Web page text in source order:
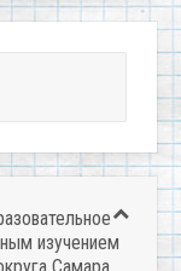
изучением